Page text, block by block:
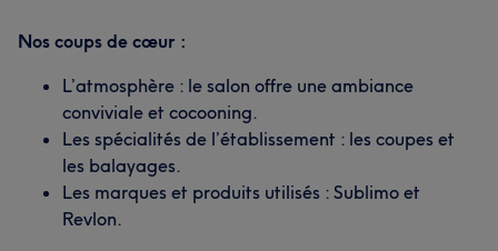
Nos coups de cœur :
L’atmosphère : le salon offre une ambiance
conviviale et cocooning.
Les spécialités de l’établissement : les coupes et
les balayages.
Les marques et produits utilisés : Sublimo et
Revlon.